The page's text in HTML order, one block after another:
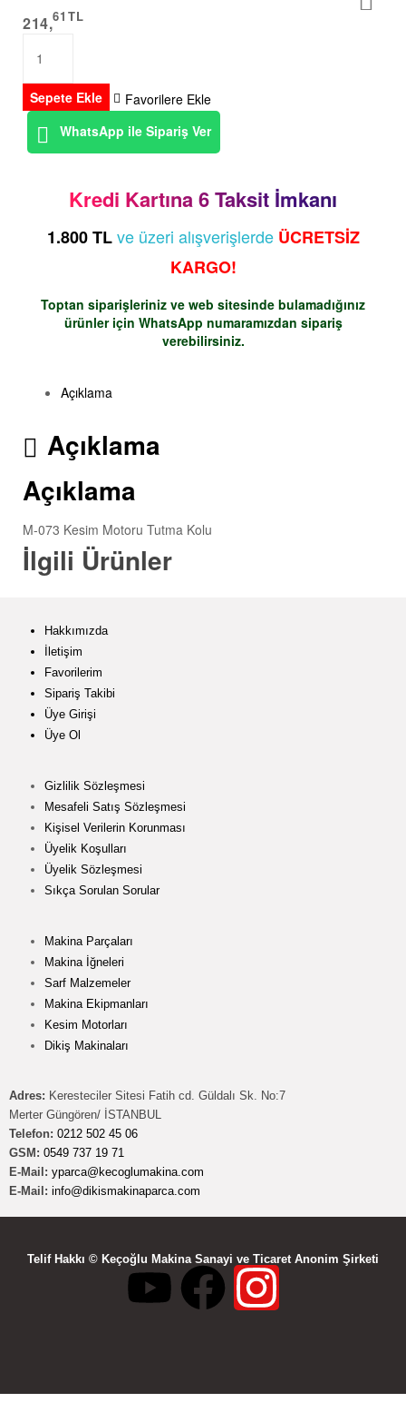
214,61 TL
Sepete Ekle
Favorilere Ekle
WhatsApp ile Sipariş Ver
Kredi Kartına 6 Taksit İmkanı
1.800 TLve üzeri alışverişlerde ÜCRETSİZ
KARGO!
Toptan siparişleriniz ve web sitesinde bulamadığınız
ürünler için WhatsApp numaramızdan sipariş
verebilirsiniz.
Açıklama
Açıklama
Açıklama
M-073 Kesim Motoru Tutma Kolu
İlgili Ürünler
Hakkımızda
İletişim
Favorilerim
Sipariş Takibi
Üye Girişi
Üye Ol
Gizlilik Sözleşmesi
Mesafeli Satış Sözleşmesi
Kişisel Verilerin Korunması
Üyelik Koşulları
Üyelik Sözleşmesi
Sıkça Sorulan Sorular
Makina Parçaları
Makina İğneleri
Sarf Malzemeler
Makina Ekipmanları
Kesim Motorları
Dikiş Makinaları
Adres: Keresteciler Sitesi Fatih cd. Güldalı Sk. No:7
Merter Güngören/ İSTANBUL
Telefon: 0212 502 45 06
GSM: 0549 737 19 71
E-Mail: yparca@kecoglumakina.com
E-Mail: info@dikismakinaparca.com
Telif Hakkı © Keçoğlu Makina Sanayi ve Ticaret Anonim Şirketi